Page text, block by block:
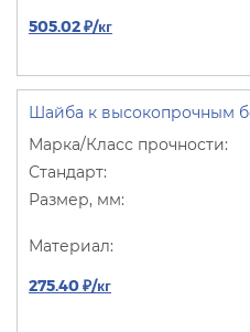
505.02 ₽/кг
Шайба к высокопрочным
275.40 ₽/кг